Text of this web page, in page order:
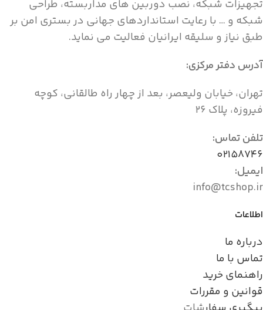
تجهیزات شبکه، نصب دوربین های مداربسته، طراحی
شبکه و … با رعایت استانداردهای جهانی در بستری امن بر
طبق نیاز و سلیقه ایرانیان فعالیت می نماید.
آدرس دفتر مرکزی:
تهران، خیابان ولیعصر، بعد از چهار راه طالقانی، کوچه
فیروزه، پلاک ۲۶
تلفن تماس:
۰۲۱۵۸۷۴۶
ایمیل:
info@tcshop.ir
اطلاعات
درباره ما
تماس با ما
راهنمای خرید
قوانین و مقررات